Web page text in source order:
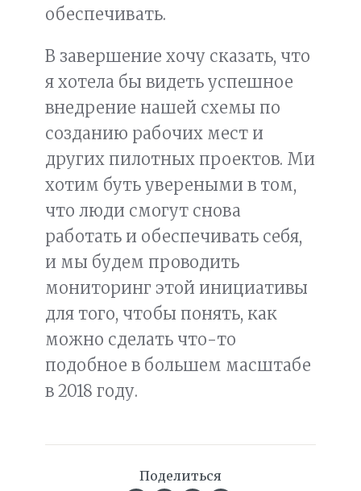
обеспечивать.
В завершение хочу сказать, что
я хотела бы видеть успешное
внедрение нашей схемы по
созданию рабочих мест и
других пилотных проектов. Ми
хотим буть увереными в том,
что люди смогут снова
работать и обеспечивать себя,
и мы будем проводить
мониторинг этой инициативы
для того, чтобы понять, как
можно сделать что-то
подобное в большем масштабе
в 2018 году.
Поделиться